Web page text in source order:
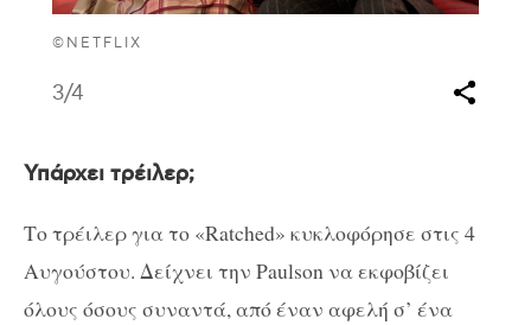
©NETFLIX
3/4
Υπάρχει τρέιλερ;
Το τρέιλερ για το «Ratched» κυκλοφόρησε στις 4
Αυγούστου. Δείχνει την Paulson να εκφοβίζει
όλους όσους συναντά, από έναν αφελή σ’ ένα